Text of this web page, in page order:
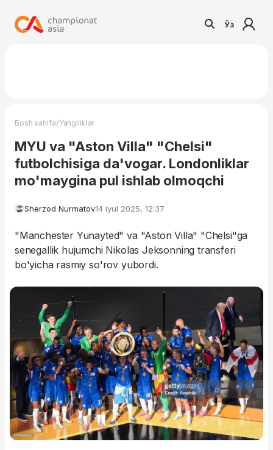
Ўз
Bosh sahifa/Yangiliklar
MYU va "Aston Villa" "Chelsi"
futbolchisiga da'vogar. Londonliklar
mo'maygina pul ishlab olmoqchi
Sherzod Nurmatov14 iyul 2025, 12:37
"Manchester Yunayted" va "Aston Villa" "Chelsi"ga
senegallik hujumchi Nikolas Jeksonning transferi
bo'yicha rasmiy so'rov yubordi.